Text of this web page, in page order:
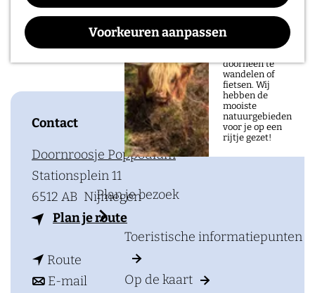
Voorkeuren aanpassennatuur in het Rijk
van Nijmegen is
doorheen te
wandelen of
fietsen. Wij
hebben de
mooiste
natuurgebieden
voor je op een
rijtje gezet!
Plan je bezoek
Toeristische informatiepunten
Op de kaart
Waar:
Doornroosje Poppodium
Wanneer:
t/m 6 juli
Contact
Doornroosje Poppodium
Stationsplein 11
6512 AB Nijmegen
Plan je routen
a
a
r
Route
a
E-mail